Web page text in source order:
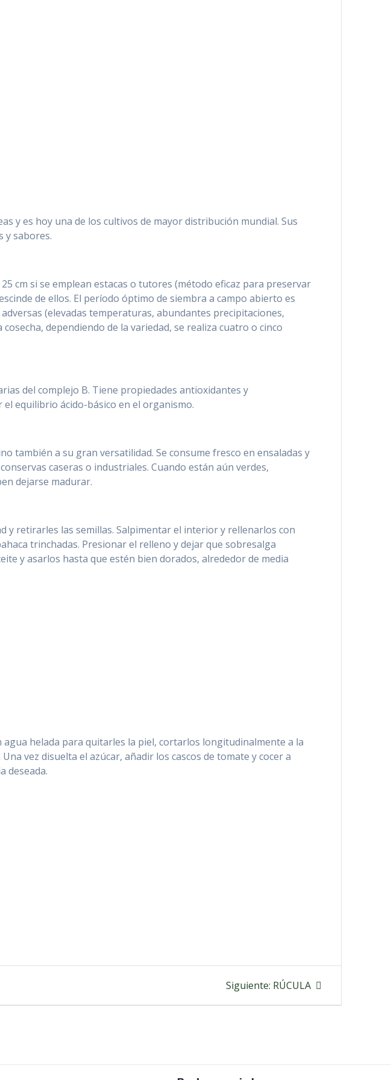
y es hoy una de los cultivos de mayor distribución mundial. Sus
y sabores.
cm si se emplean estacas o tutores (método eficaz para preservar
de ellos. El período óptimo de siembra a campo abierto es
(elevadas temperaturas, abundantes precipitaciones,
dependiendo de la variedad, se realiza cuatro o cinco
del complejo B. Tiene propiedades antioxidantes y
equilibrio ácido-básico en el organismo.
también a su gran versatilidad. Se consume fresco en ensaladas y
caseras o industriales. Cuando están aún verdes,
dejarse madurar.
retirarles las semillas. Salpimentar el interior y rellenarlos con
trinchadas. Presionar el relleno y dejar que sobresalga
y asarlos hasta que estén bien dorados, alrededor de media
helada para quitarles la piel, cortarlos longitudinalmente a la
vez disuelta el azúcar, añadir los cascos de tomate y cocer a
deseada.
Siguiente: Siguiente
RÚCULA